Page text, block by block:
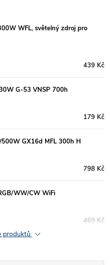
WFL, světelný zdroj pro
439 Kč
G-53 VNSP 700h
179 Kč
GX16d MFL 300h H
798 Kč
WW/CW WiFi
469 Kč
produktů